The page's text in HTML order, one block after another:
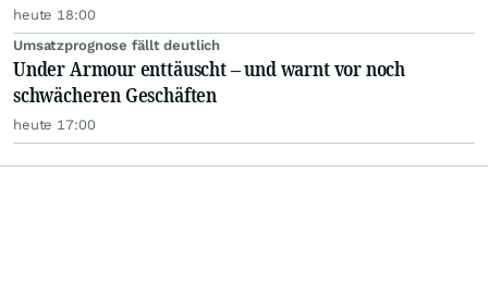
heute 18:00
Umsatzprognose fällt deutlich
Under Armour enttäuscht – und warnt vor noch
schwächeren Geschäften
heute 17:00